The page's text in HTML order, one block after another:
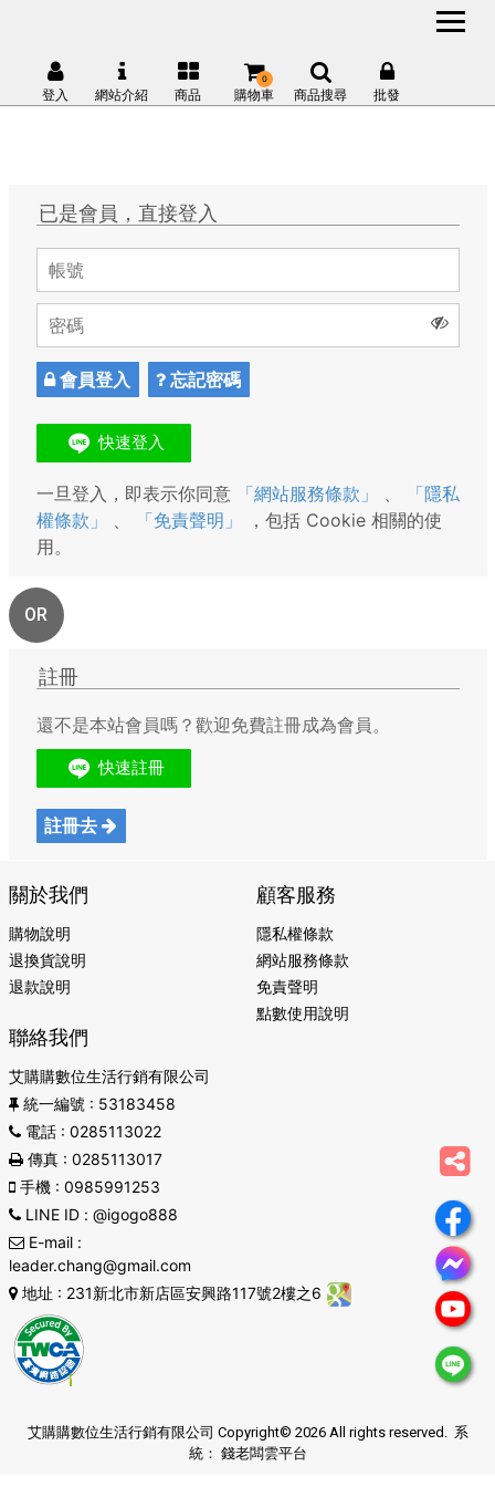
登入 網站介紹 商品 購物車
0
商品搜尋 批發
已是會員，直接登入
會員登入 忘記密碼
一旦登入，即表示你同意 「網站服務條款」
「隱私
權條款」
「免責聲明」
，包括 Cookie 相關的使
用。
OR
註冊
還不是本站會員嗎？歡迎免費註冊成為會員。
註冊去
關於我們
購物說明
退換貨說明
退款說明
顧客服務
隱私權條款
網站服務條款
免責聲明
點數使用說明
聯絡我們
艾購購數位生活行銷有限公司
統一編號 : 53183458
電話: 0285113022
傳真: 0285113017
手機: 0985991253
LINE ID: @igogo888
E-mail:
leader.chang@gmail.com
地址 : 231新北市新店區安興路117號2樓之6
艾購購數位生活行銷有限公司 Copyright© 2026 All rights reserved. 系
統： 錢老闆雲平台